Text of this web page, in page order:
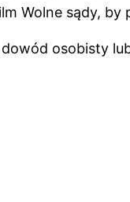
Wolne sądy, by
osobisty